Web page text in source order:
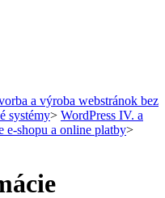
a výroba webstránok bez
systémy> WordPress IV. a
e-shopu a online platby>